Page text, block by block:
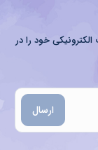
خود را در
ارسال